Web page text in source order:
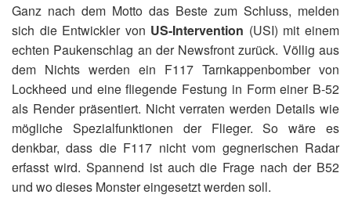
Ganz nach dem Motto das Beste zum Schluss, melden
sich die Entwickler von US-Intervention (USI) mit einem
echten Paukenschlag an der Newsfront zurück. Völlig aus
dem Nichts werden ein F117 Tarnkappenbomber von
Lockheed und eine fliegende Festung in Form einer B-52
als Render präsentiert. Nicht verraten werden Details wie
mögliche Spezialfunktionen der Flieger. So wäre es
denkbar, dass die F117 nicht vom gegnerischen Radar
erfasst wird. Spannend ist auch die Frage nach der B52
und wo dieses Monster eingesetzt werden soll.